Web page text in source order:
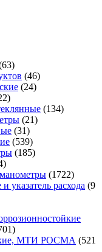
6363
товара
4646
2424
22
товара
134134
2121
3131
товар
539539
товаров
185185
4
товара
17221722
товара
указатель расхода 9
701
товарМТИ РОСМА
521